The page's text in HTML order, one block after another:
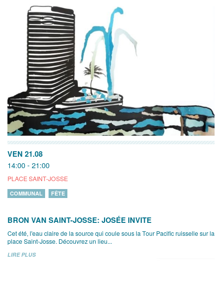
VEN 21.08
14:00 - 21:00
PLACE SAINT-JOSSE
COMMUNAL FÊTE
BRON VAN SAINT-JOSSE: JOSÉE INVITE
Cet été, l'eau claire de la source qui coule sous la Tour Pacific ruisselle sur la
place Saint-Josse. Découvrez un lieu...
LIRE PLUS